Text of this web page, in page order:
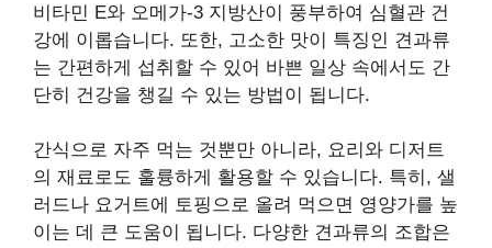
비타민 E와 오메가-3 지방산이 풍부하여 심혈관 건
강에 이롭습니다. 또한, 고소한 맛이 특징인 견과류
는 간편하게 섭취할 수 있어 바쁜 일상 속에서도 간
단히 건강을 챙길 수 있는 방법이 됩니다.
간식으로 자주 먹는 것뿐만 아니라, 요리와 디저트
의 재료로도 훌륭하게 활용할 수 있습니다. 특히, 샐
러드나 요거트에 토핑으로 올려 먹으면 영양가를 높
이는 데 큰 도움이 됩니다. 다양한 견과류의 조합은